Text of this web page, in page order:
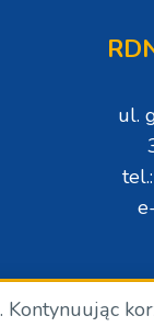
ul.
RDN.